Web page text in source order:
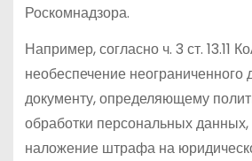
Роскомнадзора.
Например, согласно ч. 3 ст. 13.11
необеспечение неограниченного
документу, определяющему
обработки персональных
наложение штрафа на